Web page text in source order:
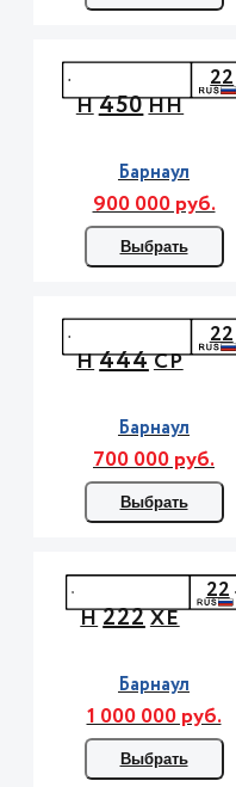
Н450НН
22
Барнаул
900 000 руб.
Выбрать
Н444СР
22
Барнаул
700 000 руб.
Выбрать
Н222ХЕ
22
Барнаул
1 000 000 руб.
Выбрать